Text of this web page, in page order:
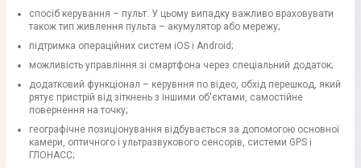
спосіб керування – пульт. У цьому випадку важливо враховувати
також тип живлення пульта – акумулятор або мережу;
підтримка операційних систем iOS і Android;
можливість управління зі смартфона через спеціальний додаток;
додатковий функціонал – керувння по відео, обхід перешкод, який
рятує пристрій від зіткнень з іншими об'єктами, самостійне
повернення на точку;
географічне позиціонування відбувається за допомогою основної
камери, оптичного і ультразвукового сенсорів, системи GPS і
ГЛОНАСС;